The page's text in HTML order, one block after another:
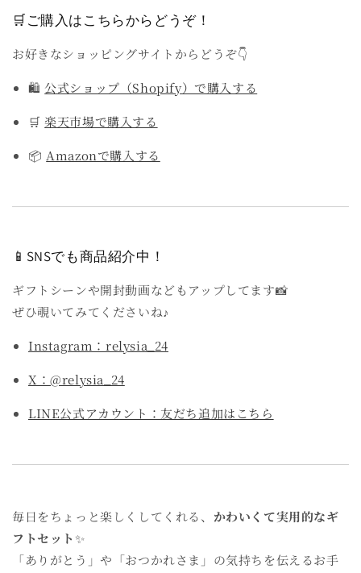
🛒ご購入はこちらからどうぞ！
お好きなショッピングサイトからどうぞ👇
🛍️ 公式ショップ（Shopify）で購入する
🛒楽天市場で購入する
📦 Amazonで購入する
📱SNSでも商品紹介中！
ギフトシーンや開封動画などもアップしてます📸
ぜひ覗いてみてくださいね♪
Instagram：relysia_24
X：@relysia_24
LINE公式アカウント：友だち追加はこちら
毎日をちょっと楽しくしてくれる、 かわいくて実用的なギ
フトセット✨
「ありがとう」や「おつかれさま」の気持ちを伝えるお手